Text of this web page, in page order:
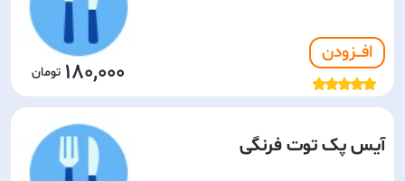
افـــزودن
180,000
آیس پک توت فرنگی